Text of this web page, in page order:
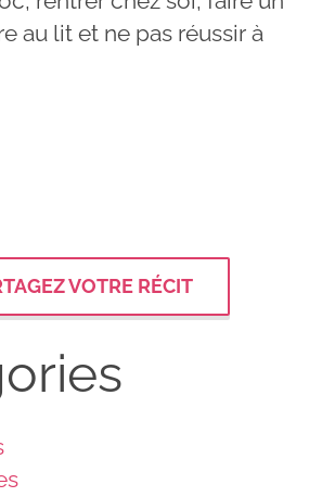
au lit et ne pas réussir à
VOTRE RÉCIT